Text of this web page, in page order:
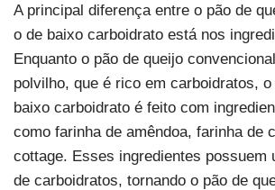
A principal diferença entre o pão de
o de baixo carboidrato está nos
Enquanto o pão de queijo
polvilho, que é rico em carboidratos,
baixo carboidrato é feito com
como farinha de amêndoa, farinha de
cottage. Esses ingredientes possuem
de carboidratos, tornando o pão de